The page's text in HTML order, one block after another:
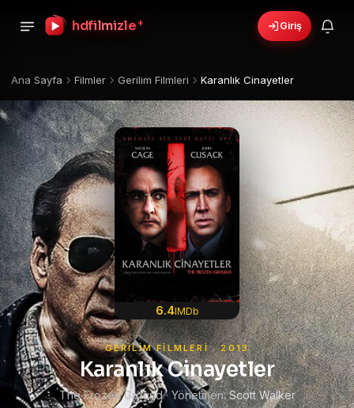
hdfilmizle + Giriş
Ana Sayfa Filmler Gerilim Filmleri Karanlık Cinayetler
6.4IMDb
GERILIM FILMLERI · 2013
Karanlık Cinayetler
The Frozen Ground · Yönetmen:Scott Walker